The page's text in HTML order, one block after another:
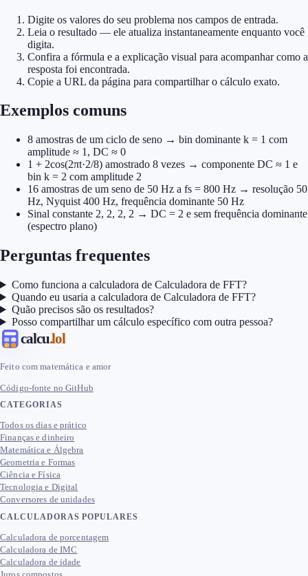
Digite os valores do seu problema nos campos de entrada.
Leia o resultado — ele atualiza instantaneamente enquanto você
digita.
Confira a fórmula e a explicação visual para acompanhar como a
resposta foi encontrada.
Copie a URL da página para compartilhar o cálculo exato.
Exemplos comuns
8 amostras de um ciclo de seno → bin dominante k = 1 com
amplitude ≈ 1, DC ≈ 0
1 + 2cos(2πt·2/8) amostrado 8 vezes → componente DC ≈ 1 e
bin k = 2 com amplitude 2
16 amostras de um seno de 50 Hz a fs = 800 Hz → resolução 50
Hz, Nyquist 400 Hz, frequência dominante 50 Hz
Sinal constante 2, 2, 2, 2 → DC = 2 e sem frequência dominante
(espectro plano)
Perguntas frequentes
Como funciona a calculadora de Calculadora de FFT?
Quando eu usaria a calculadora de Calculadora de FFT?
Quão precisos são os resultados?
Posso compartilhar um cálculo específico com outra pessoa?
calcu.lol
Feito com matemática e amor
Código-fonte no GitHub
CATEGORIAS
Todos os dias e prático
Finanças e dinheiro
Matemática e Álgebra
Geometria e Formas
Ciência e Física
Tecnologia e Digital
Conversores de unidades
CALCULADORAS POPULARES
Calculadora de porcentagem
Calculadora de IMC
Calculadora de idade